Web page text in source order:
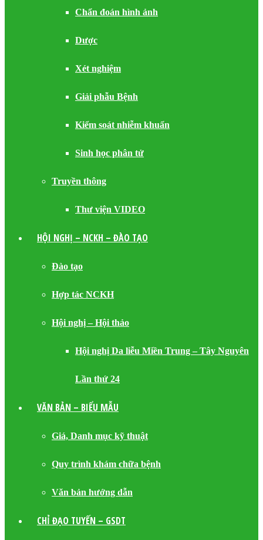
Chẩn đoán hình ảnh
Dược
Xét nghiệm
Giải phẫu Bệnh
Kiểm soát nhiễm khuẩn
Sinh học phân tử
Truyền thông
Thư viện VIDEO
HỘI NGHỊ – NCKH – ĐÀO TẠO
Đào tạo
Hợp tác NCKH
Hội nghị – Hội thảo
Hội nghị Da liễu Miền Trung – Tây Nguyên
Lần thứ 24
VĂN BẢN – BIỂU MẪU
Giá, Danh mục kỹ thuật
Quy trình khám chữa bệnh
Văn bản hướng dẫn
CHỈ ĐẠO TUYẾN – GSDT